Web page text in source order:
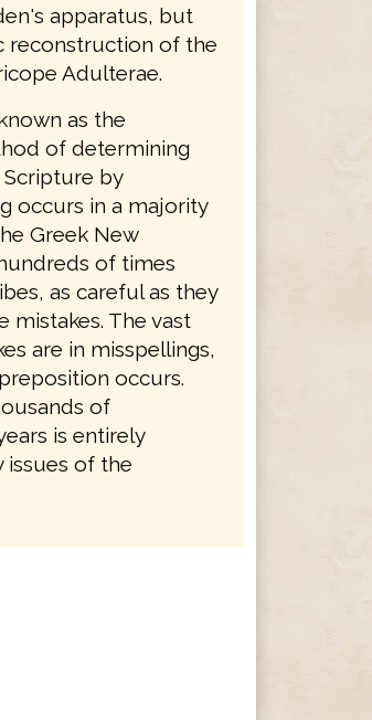
apparatus, but
reconstruction of the
Adulterae.
as the
of determining
by
occurs in a majority
Greek New
of times
as careful as they
mistakes. The vast
are in misspellings,
occurs.
of
is entirely
issues of the